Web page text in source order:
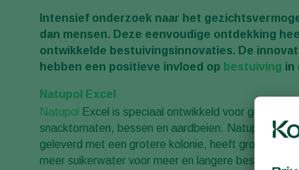
Intensief onderzoek naar het
dan mensen. Deze eenvoudige ontdekking
ontwikkelde bestuivingsinnovaties. De
hebben een positieve invloed op bestuiving in
Natupol Excel
Natupol
Excel is speciaal ontwikkeld voor
snacktomaten, bessen en aardbeien. Natupol
geleverd met een grotere kolonie, heeft grotere
meer suikerwater voor meer en langere bestuiving